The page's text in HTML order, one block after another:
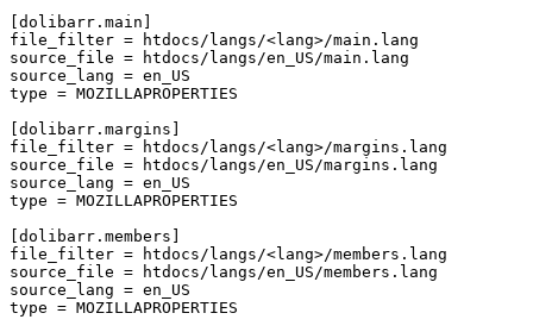
[dolibarr.main]
file_filter =
htdocs/langs/<lang>/main.lang
source_file =
htdocs/langs/en_US/main.lang
source_lang = en_US
type = MOZILLAPROPERTIES
[dolibarr.margins]
file_filter =
htdocs/langs/<lang>/margins.lang
source_file =
htdocs/langs/en_US/margins.lang
source_lang = en_US
type = MOZILLAPROPERTIES
[dolibarr.members]
file_filter =
htdocs/langs/<lang>/members.lang
source_file =
htdocs/langs/en_US/members.lang
source_lang = en_US
type = MOZILLAPROPERTIES